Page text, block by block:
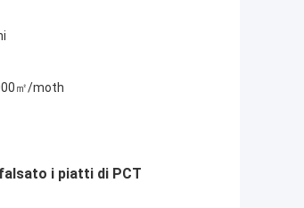
㎡/moth
i piatti di PCT